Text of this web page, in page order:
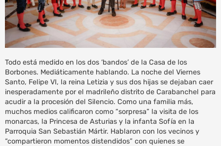
Todo está medido en los dos ‘bandos’ de la Casa de los
Borbones. Mediáticamente hablando. La noche del Viernes
Santo, Felipe VI, la reina Letizia y sus dos hijas se dejaban caer
inesperadamente por el madrileño distrito de Carabanchel para
acudir a la procesión del Silencio. Como una familia más,
muchos medios calificaron como “sorpresa” la visita de los
monarcas, la Princesa de Asturias y la infanta Sofía en la
Parroquia San Sebastián Mártir. Hablaron con los vecinos y
“compartieron momentos distendidos” con quienes se